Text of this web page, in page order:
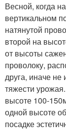
Весной, когда
вертикальном
натянутой
второй на
от высоты
проволоку,
друга, иначе не
тяжести
высоте 100-
одной высоте
посадке